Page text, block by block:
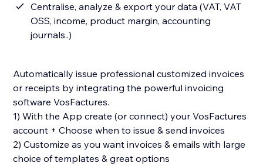
Centralise, analyze & export your data (VAT, VAT
OSS, income, product margin, accounting
journals..)
Automatically issue professional customized invoices
or receipts by integrating the powerful invoicing
software VosFactures.
1) With the App create (or connect) your VosFactures
account + Choose when to issue & send invoices
2) Customize as you want invoices & emails with large
choice of templates & great options